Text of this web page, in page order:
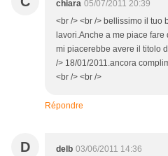
chiara 05/07/2011 20:39
<br /> <br /> bellissimo il tuo
lavori.Anche a me piace
mi piacerebbe avere il titolo
/> 18/01/2011.ancora
<br /> <br />
Répondre
D delb 03/06/2011 14:36